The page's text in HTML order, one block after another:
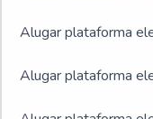
Alugar plataforma
Alugar plataforma